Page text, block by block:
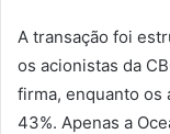
A transação foi
os acionistas da
firma, enquanto os
43%. Apenas a